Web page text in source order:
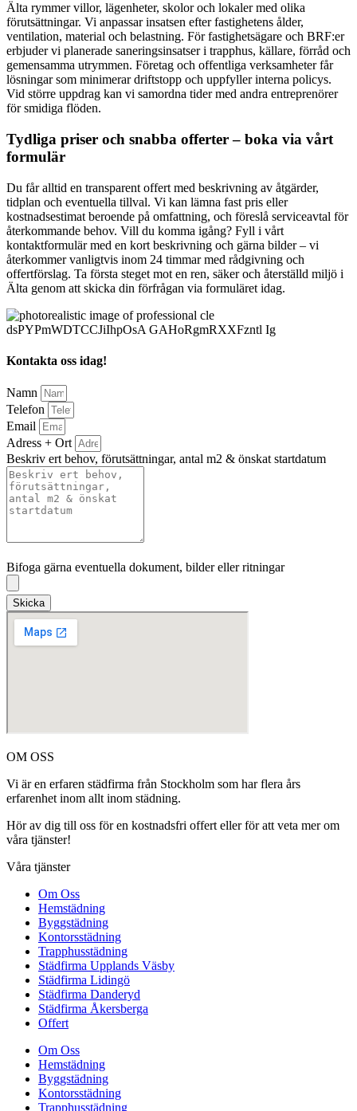
Älta rymmer villor, lägenheter, skolor och lokaler med olika
förutsättningar. Vi anpassar insatsen efter fastighetens ålder,
ventilation, material och belastning. För fastighetsägare och BRF:er
erbjuder vi planerade saneringsinsatser i trapphus, källare, förråd och
gemensamma utrymmen. Företag och offentliga verksamheter får
lösningar som minimerar driftstopp och uppfyller interna policys.
Vid större uppdrag kan vi samordna tider med andra entreprenörer
för smidiga flöden.
Tydliga priser och snabba offerter – boka via vårt
formulär
Du får alltid en transparent offert med beskrivning av åtgärder,
tidplan och eventuella tillval. Vi kan lämna fast pris eller
kostnadsestimat beroende på omfattning, och föreslå serviceavtal för
återkommande behov. Vill du komma igång? Fyll i vårt
kontaktformulär med en kort beskrivning och gärna bilder – vi
återkommer vanligtvis inom 24 timmar med rådgivning och
offertförslag. Ta första steget mot en ren, säker och återställd miljö i
Älta genom att skicka din förfrågan via formuläret idag.
Kontakta oss idag!
Namn
Telefon
Email
Adress + Ort
Beskriv ert behov, förutsättningar, antal m2 & önskat startdatum
Bifoga gärna eventuella dokument, bilder eller ritningar
Skicka
OM OSS
Vi är en erfaren städfirma från Stockholm som har flera års
erfarenhet inom allt inom städning.
Hör av dig till oss för en kostnadsfri offert eller för att veta mer om
våra tjänster!
Våra tjänster
Om Oss
Hemstädning
Byggstädning
Kontorsstädning
Trapphusstädning
Städfirma Upplands Väsby
Städfirma Lidingö
Städfirma Danderyd
Städfirma Åkersberga
Offert
Om Oss
Hemstädning
Byggstädning
Kontorsstädning
Trapphusstädning